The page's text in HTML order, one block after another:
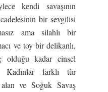
kendi savaşının
bir sevgilisi
ama silahlı bir
ve toy bir delikanlı,
olduğu kadar cinsel
Kadınlar farklı tür
ve Soğuk Savaş